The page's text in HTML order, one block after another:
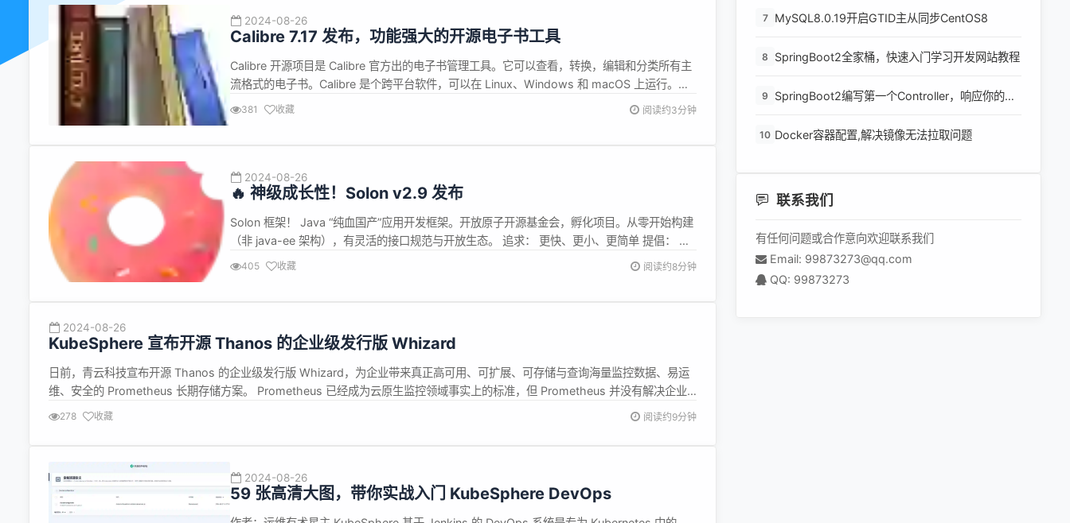
2024-08-26
Calibre 7.17 发布，功能强大的开源电子书工具
Calibre 开源项目是 Calibre 官方出的电子书管理工具。它可以查看，转换，编辑和分类所有主
流格式的电子书。Calibre 是个跨平台软件，可以在 Linux、Windows 和 macOS 上运行。
Calibre 7.17 现已正式发布，此次更新内容如下： 新功能 E-book viewer：支持跳转和显示纸
381 收藏 阅读约3分钟
2024-08-26
🔥 神级成长性！Solon v2.9 发布
Solon 框架！ Java “纯血国产”应用开发框架。开放原子开源基金会，孵化项目。从零开始构建
（非 java-ee 架构），有灵活的接口规范与开放生态。 追求： 更快、更小、更简单 提倡： 克
制、简洁、高效、开放、生态 有什么特点？ 特点 描述 更高的计算性价比 并发高 300%；内存
405 收藏 阅读约8分钟
2024-08-26
KubeSphere 宣布开源 Thanos 的企业级发行版 Whizard
日前，青云科技宣布开源 Thanos 的企业级发行版 Whizard，为企业带来真正高可用、可扩展、可存储与查询海量监控数据、易运
维、安全的 Prometheus 长期存储方案。 Prometheus 已经成为云原生监控领域事实上的标准，但 Prometheus 并没有解决企业
用户对高可用、可扩展、可存储与查询海量监控数据、易运维等方面的需求。Thanos ...
278 收藏 阅读约9分钟
2024-08-26
59 张高清大图，带你实战入门 KubeSphere DevOps
7 MySQL8.0.19开启GTID主从同步CentOS8
8 SpringBoot2全家桶，快速入门学习开发网站教程
9
SpringBoot2编写第一个Controller，响应你的
10 Docker容器配置,解决镜像无法拉取问题
联系我们
有任何问题或合作意向欢迎联系我们
Email: 99873273@qq.com
QQ: 99873273